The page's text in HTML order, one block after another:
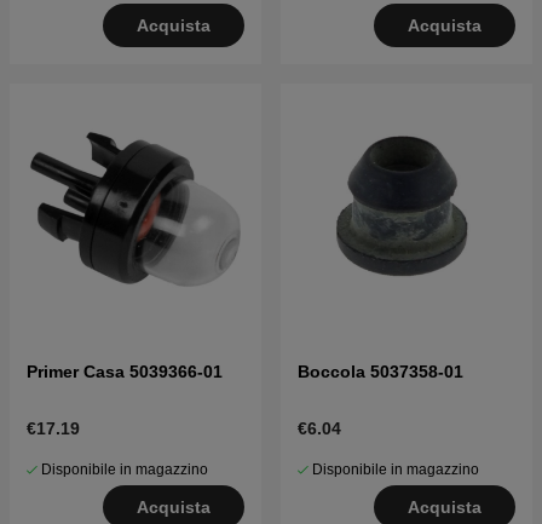
Acquista Acquista
Primer Casa 5039366-01
€17.19
Disponibile in magazzino
Acquista
Boccola 5037358-01
€6.04
Disponibile in magazzino
Acquista